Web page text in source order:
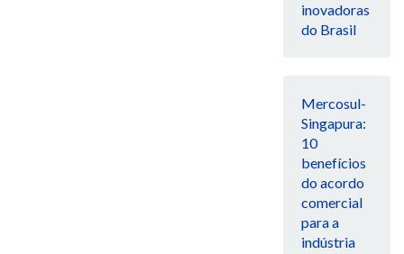
inovadoras
do Brasil
Mercosul-
Singapura:
10
benefícios
do acordo
comercial
para a
indústria